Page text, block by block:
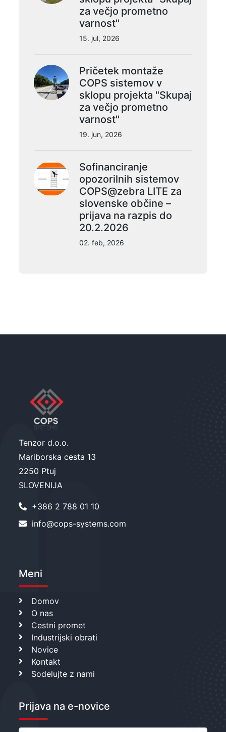
za večjo prometno
varnost"
15. jul, 2026
Pričetek montaže
COPS sistemov v
sklopu projekta "Skupaj
za večjo prometno
varnost"
19. jun, 2026
Sofinanciranje
opozorilnih sistemov
COPS@zebra LITE za
slovenske občine –
prijava na razpis do
20.2.2026
02. feb, 2026
Tenzor d.o.o.
Mariborska cesta 13
2250 Ptuj
SLOVENIJA
+386 2 788 01 10
info@cops-systems.com
Meni
Domov
O nas
Cestni promet
Industrijski obrati
Novice
Kontakt
Sodelujte z nami
Prijava na e-novice